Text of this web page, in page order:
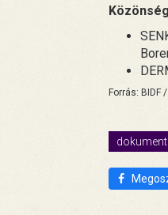
Forrás: BIDF